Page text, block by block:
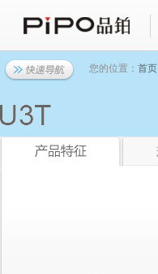
您的位置： 首页